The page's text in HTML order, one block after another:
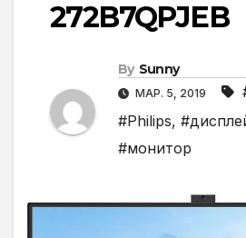
272B7QPJEB
By Sunny
МАР. 5, 2019
#Philips,
#монитор